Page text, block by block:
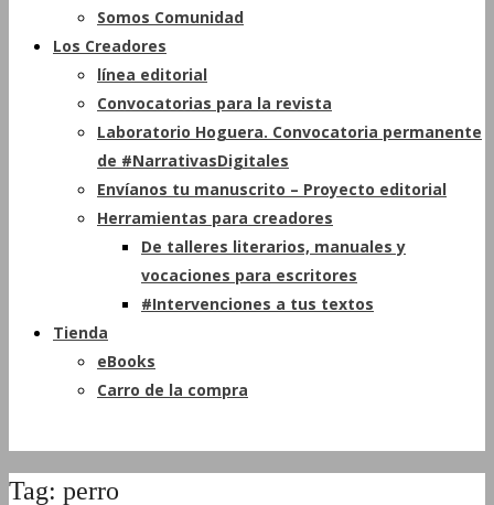
Somos Comunidad
Los Creadores
línea editorial
Convocatorias para la revista
Laboratorio Hoguera. Convocatoria permanente
de #NarrativasDigitales
Envíanos tu manuscrito – Proyecto editorial
Herramientas para creadores
De talleres literarios, manuales y
vocaciones para escritores
#Intervenciones a tus textos
Tienda
eBooks
Carro de la compra
Tag: perro